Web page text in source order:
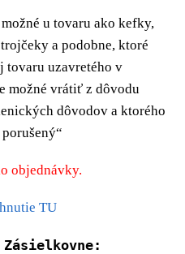
u tovaru ako kefky,
a podobne, ktoré
tovaru uzavretého v
možné vrátiť z dôvodu
dôvodov a ktorého
objednávky.
TU
Zásielkovne: